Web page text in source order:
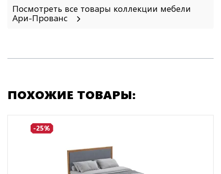
Посмотреть все товары коллекции мебели
Ари-Прованс
ПОХОЖИЕ ТОВАРЫ:
-25%